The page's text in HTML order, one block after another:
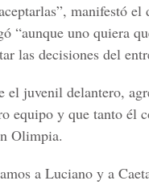
manifestó el
“aunque uno quiera
las decisiones del
el juvenil delantero,
equipo y que tanto él
Olimpia.
a Luciano y a